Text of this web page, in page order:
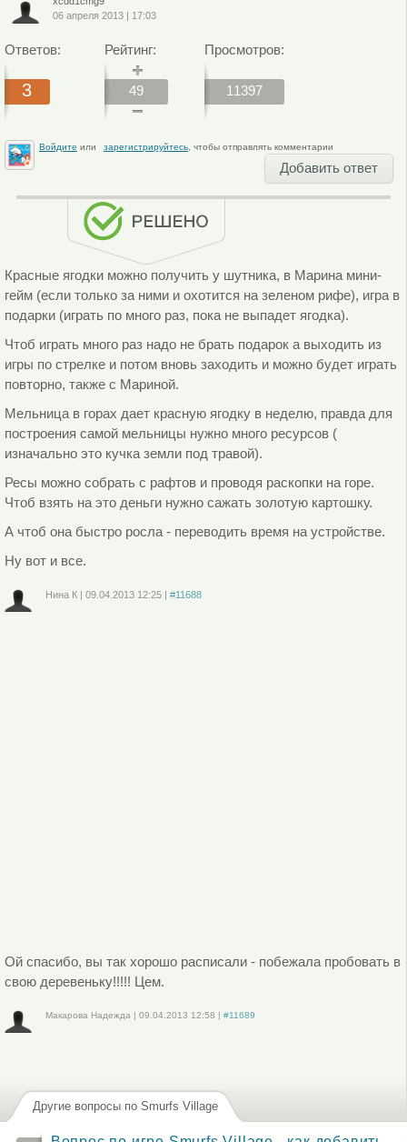
06 апреля 2013| 17:03
Ответов:
3
Рейтинг:
49
Просмотров:
11397
Войдите или зарегистрируйтесь, чтобы отправлять комментарии
Добавить ответ
Красные ягодки можно получить у шутника, в Марина мини-
гейм (если только за ними и охотится на зеленом рифе), игра в
подарки (играть по много раз, пока не выпадет ягодка).
Чтоб играть много раз надо не брать подарок а выходить из
игры по стрелке и потом вновь заходить и можно будет играть
повторно, также с Мариной.
Мельница в горах дает красную ягодку в неделю, правда для
построения самой мельницы нужно много ресурсов (
изначально это кучка земли под травой).
Ресы можно собрать с рафтов и проводя раскопки на горе.
Чтоб взять на это деньги нужно сажать золотую картошку.
А чтоб она быстро росла - переводить время на устройстве.
Ну вот и все.
Нина К| 09.04.2013 12:25| #11688
Ой спасибо, вы так хорошо расписали - побежала пробовать в
свою деревеньку!!!!! Цем.
Макарова Надежда | 09.04.2013 12:58 | #11689
Другие вопросы по Smurfs Village